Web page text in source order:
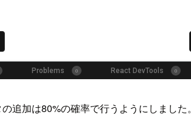
追加は80%の確率で行うようにしました。